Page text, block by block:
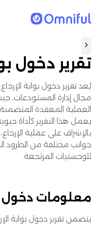
تقرير دخول
يُعد تقرير دخول بوابة
مجال إدارة المستودعات،
العملية المعقدة المتضمنة
يعمل هذا التقرير كأداة
بالإشراف على عملية
جوانب مختلفة من الطرود
للوجستيات المرتجعة.
معلومات دخول
يتضمن تقرير دخول بوابة